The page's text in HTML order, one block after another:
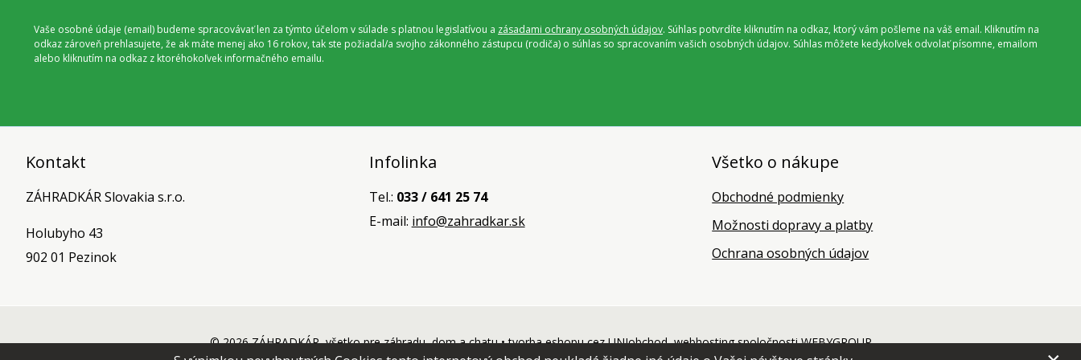
Vaše osobné údaje (email) budeme spracovávať len za týmto účelom v súlade s platnou legislatívou a zásadami ochrany osobných údajov. Súhlas potvrdíte kliknutím na odkaz, ktorý vám pošleme na váš email. Kliknutím na
odkaz zároveň prehlasujete, že ak máte menej ako 16 rokov, tak ste požiadal/a svojho zákonného zástupcu (rodiča) o súhlas so spracovaním vašich osobných údajov. Súhlas môžete kedykoľvek odvolať písomne, emailom
alebo kliknutím na odkaz z ktoréhokoľvek informačného emailu.
Kontakt
ZÁHRADKÁR Slovakia s.r.o.
Holubyho 43
902 01 Pezinok
Infolinka
Tel.: 033 / 641 25 74
E-mail: info@zahradkar.sk
Všetko o nákupe
Obchodné podmienky
Možnosti dopravy a platby
Ochrana osobných údajov
© 2026 ZÁHRADKÁR, všetko pre záhradu, dom a chatu •tvorba eshopu cez UNIobchod,webhostingspoločnostiWEBYGROUP